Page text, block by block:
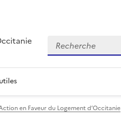
Recherche
en Faveur du Logement d’Occitanie